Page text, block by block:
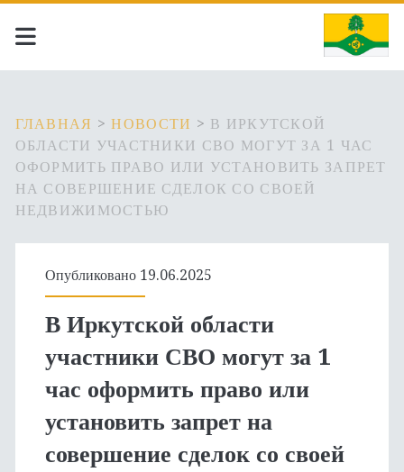
ГЛАВНАЯ >НОВОСТИ > В ИРКУТСКОЙ
ОБЛАСТИ УЧАСТНИКИ СВО МОГУТ ЗА 1 ЧАС
ОФОРМИТЬ ПРАВО ИЛИ УСТАНОВИТЬ ЗАПРЕТ
НА СОВЕРШЕНИЕ СДЕЛОК СО СВОЕЙ
НЕДВИЖИМОСТЬЮ
Опубликовано 19.06.2025
В Иркутской области
участники СВО могут за 1
час оформить право или
установить запрет на
совершение сделок со своей